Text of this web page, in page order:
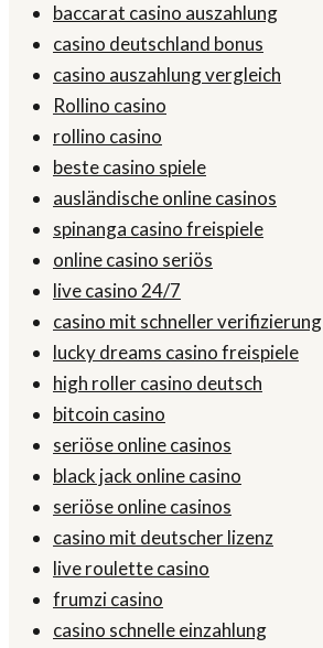
baccarat casino auszahlung
casino deutschland bonus
casino auszahlung vergleich
Rollino casino
rollino casino
beste casino spiele
ausländische online casinos
spinanga casino freispiele
online casino seriös
live casino 24/7
casino mit schneller verifizierung
lucky dreams casino freispiele
high roller casino deutsch
bitcoin casino
seriöse online casinos
black jack online casino
seriöse online casinos
casino mit deutscher lizenz
live roulette casino
frumzi casino
casino schnelle einzahlung